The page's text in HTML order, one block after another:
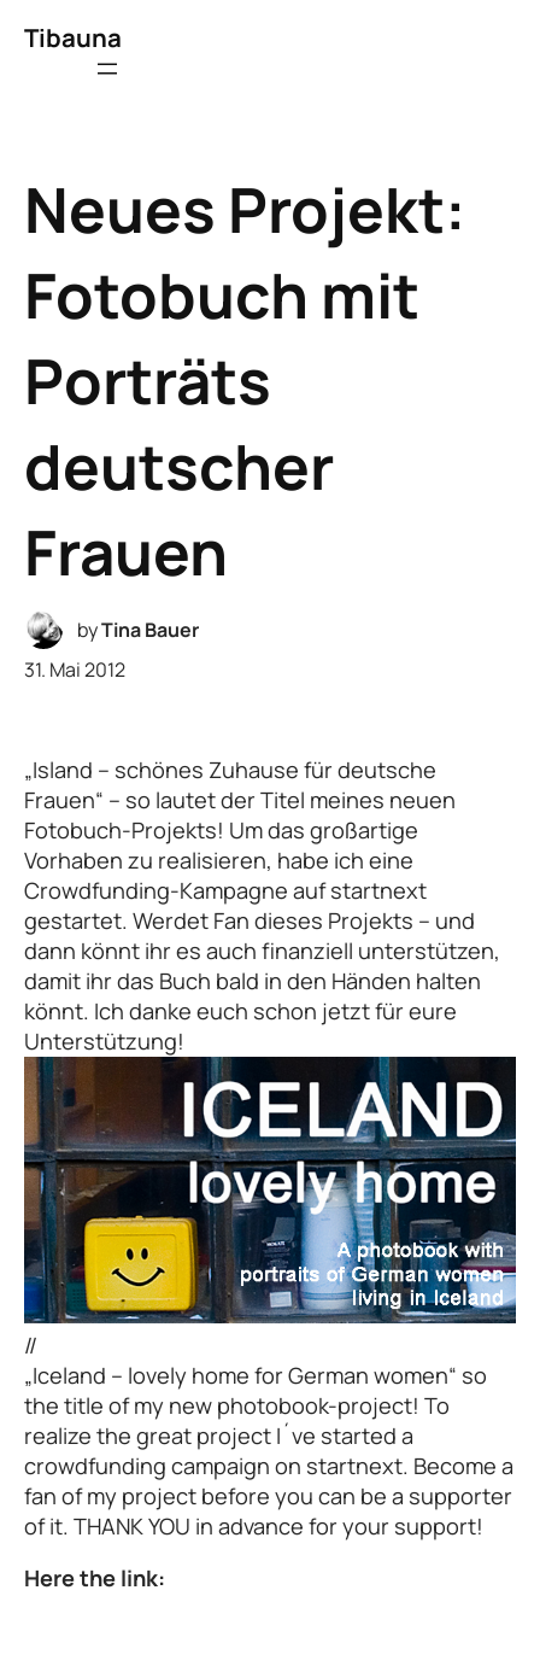
Tibauna
Neues Projekt:
Fotobuch mit
Porträts
deutscher
Frauen
byTina Bauer
31. Mai 2012
„Island – schönes Zuhause für deutsche
Frauen“ – so lautet der Titel meines neuen
Fotobuch-Projekts! Um das großartige
Vorhaben zu realisieren, habe ich eine
Crowdfunding-Kampagne auf startnext
gestartet. Werdet Fan dieses Projekts – und
dann könnt ihr es auch finanziell unterstützen,
damit ihr das Buch bald in den Händen halten
könnt. Ich danke euch schon jetzt für eure
Unterstützung!
//
„Iceland – lovely home for German women“ so
the title of my new photobook-project! To
realize the great project I´ve started a
crowdfunding campaign on startnext. Become a
fan of my project before you can be a supporter
of it. THANK YOU in advance for your support!
Here the link: